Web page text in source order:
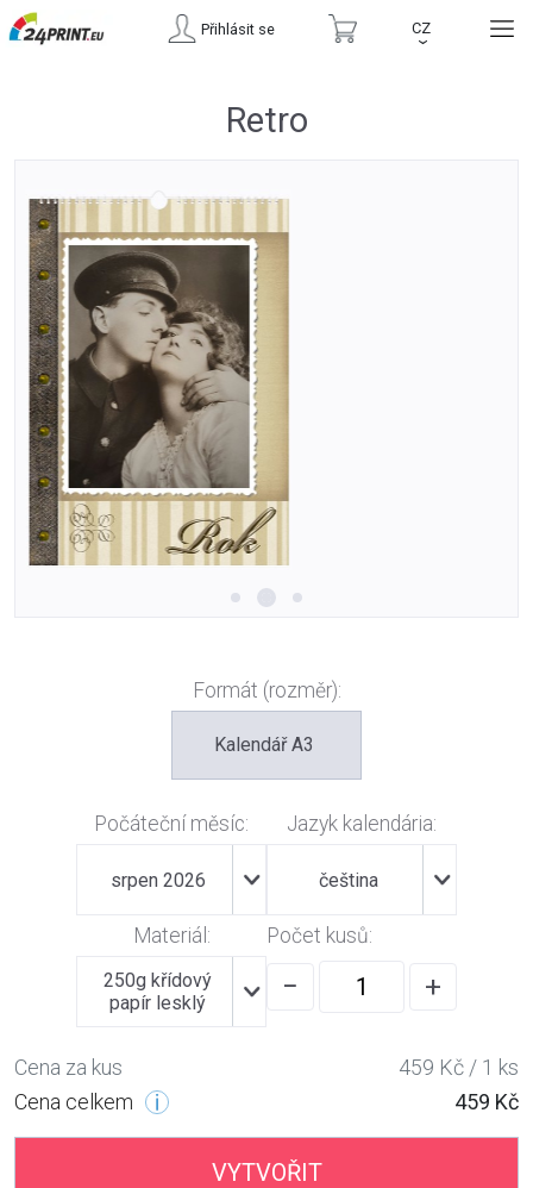
Přihlásit se CZ
›
Retro
Formát (rozměr):
Kalendář A3
Počáteční měsíc:
srpen 2026
Jazyk kalendária:
čeština
Materiál:
250g křídový
papír lesklý
Počet kusů:
− +
Cena za kus
459 Kč / 1 ks
Cena celkem
459 Kč
VYTVOŘIT